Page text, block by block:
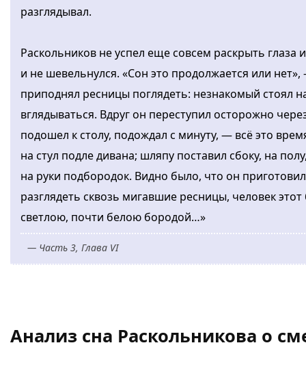
разглядывал.
Раскольников не успел еще совсем раскрыть
и не шевельнулся. «Сон это продолжается или
приподнял ресницы поглядеть: незнакомый стоял
вглядываться. Вдруг он переступил осторожно
подошел к столу, подождал с минуту, — всё это
на стул подле дивана; шляпу поставил сбоку, на
на руки подбородок. Видно было, что он
разглядеть сквозь мигавшие ресницы, человек
светлою, почти белою бородой…»
— Часть 3, Глава VI
Анализ сна Раскольникова о